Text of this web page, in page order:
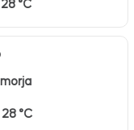
28 °C
28 °C